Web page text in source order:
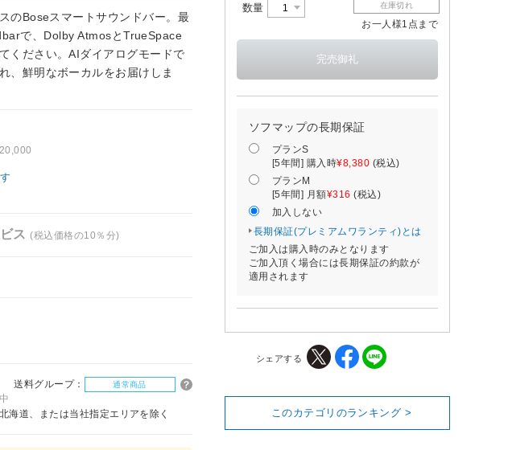
のBoseスマートサウンドバー。最
で、Dolby AtmosとTrueSpace
ください。AIダイアログモードで
、鮮明なボーカルをお届けしま
ビス(税込価格の10％分)
送料グループ： 通常商品
海道、または当社指定エリアを除く
数量 在庫切れ
お一人様1点まで
ソフマップの長期保証
プランS
[5年間] 購入時¥8,380 (税込)
プランM
[5年間] 月額¥316 (税込)
加入しない
長期保証(プレミアムワランティ)とは
ご加入は購入時のみとなります
ご加入頂く場合には長期保証の約款が
適用されます
シェアする
このカテゴリのランキング >